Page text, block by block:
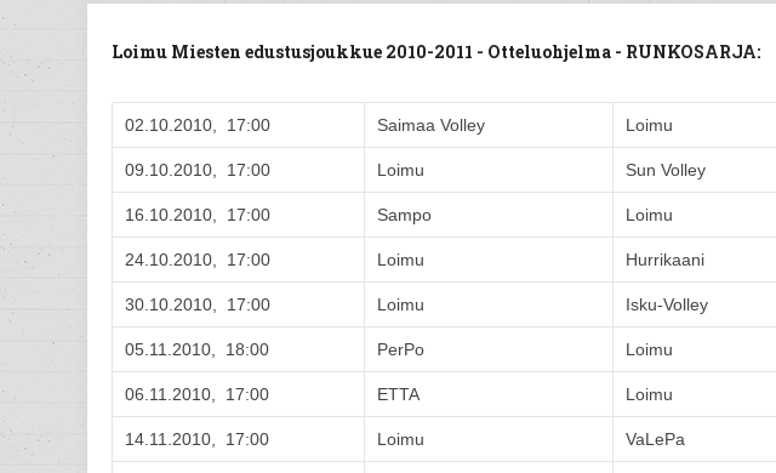
Loimu Miesten edustusjoukkue 2010-2011 - Otteluohjelma - RUNKOSARJA:
02.10.2010, 17:00 Saimaa Volley Loimu
09.10.2010, 17:00 Loimu Sun Volley
16.10.2010, 17:00 Sampo Loimu
24.10.2010, 17:00 Loimu Hurrikaani
30.10.2010, 17:00 Loimu Isku-Volley
05.11.2010, 18:00 PerPo Loimu
06.11.2010, 17:00 ETTA Loimu
14.11.2010, 17:00 Loimu VaLePa